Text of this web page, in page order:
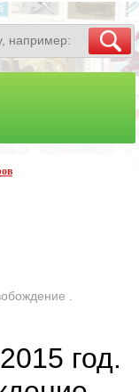
.
год.